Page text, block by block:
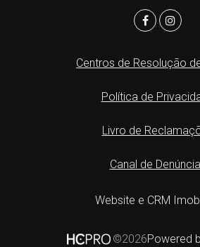
Centros de Resolução
Política de
Livro de
Canal de
Website e CRM
©2026Powered